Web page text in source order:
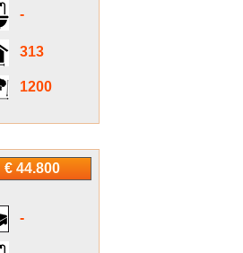
-
313
1200
€ 44.800
-